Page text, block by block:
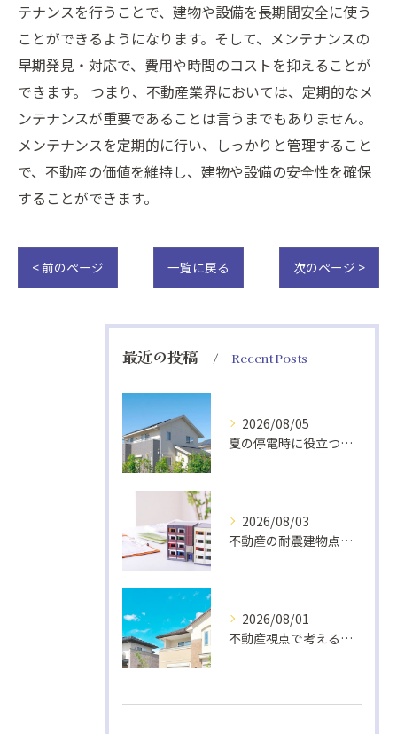
テナンスを行うことで、建物や設備を長期間安全に使う
ことができるようになります。そして、メンテナンスの
早期発見・対応で、費用や時間のコストを抑えることが
できます。 つまり、不動産業界においては、定期的なメ
ンテナンスが重要であることは言うまでもありません。
メンテナンスを定期的に行い、しっかりと管理すること
で、不動産の価値を維持し、建物や設備の安全性を確保
することができます。
< 前のページ 一覧に戻る 次のページ >
最近の投稿 Recent Posts
2026/08/05
夏の停電時に役立つ非常食と快適グッズ
2026/08/03
不動産の耐震建物点検基準解説
2026/08/01
不動産視点で考える室内熱中症対策の換気法